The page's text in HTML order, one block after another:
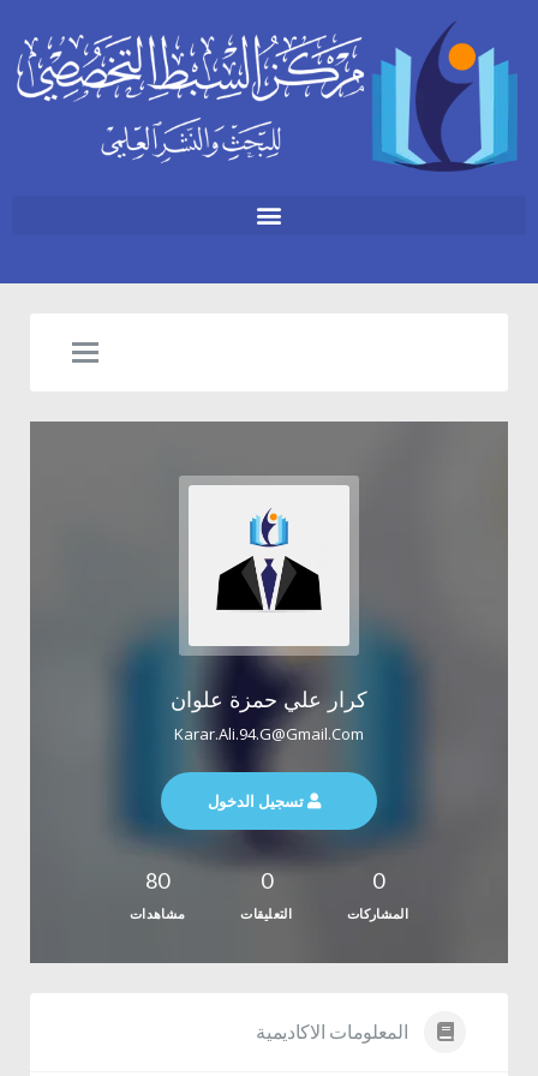
كرار علي حمزة علوان
Karar.ali.94.g@gmail.com
تسجيل الدخول
0
المشاركات
0
التعليقات
80
مشاهدات
المعلومات الاكاديمية